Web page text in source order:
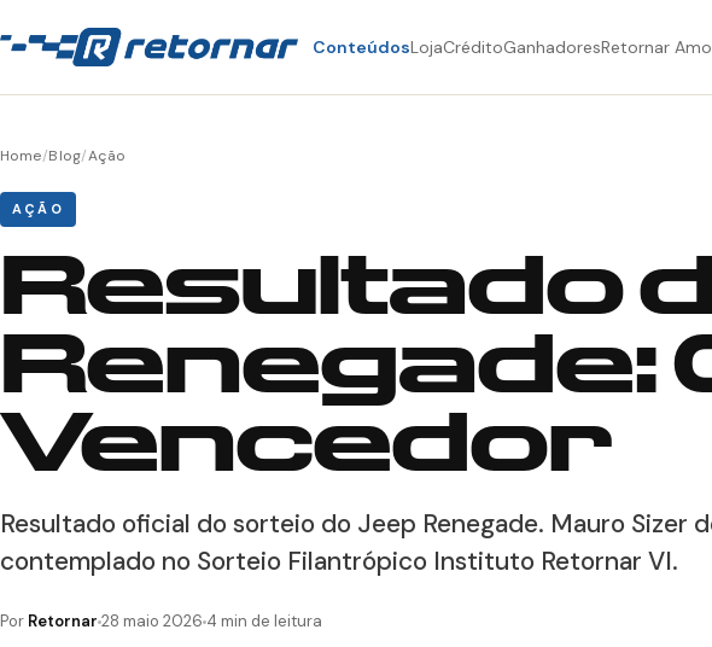
ConteúdosLojaCréditoGanhadoresRetornar
Home/Blog/Ação
AÇÃO
Resultado
Renegade:
Vencedor
Resultado oficial do sorteio do Jeep Renegade. Mauro Sizer
contemplado no Sorteio Filantrópico Instituto Retornar VI.
Por Retornar 28 maio 2026 4 min de leitura